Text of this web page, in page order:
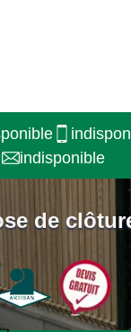
indisponible
de